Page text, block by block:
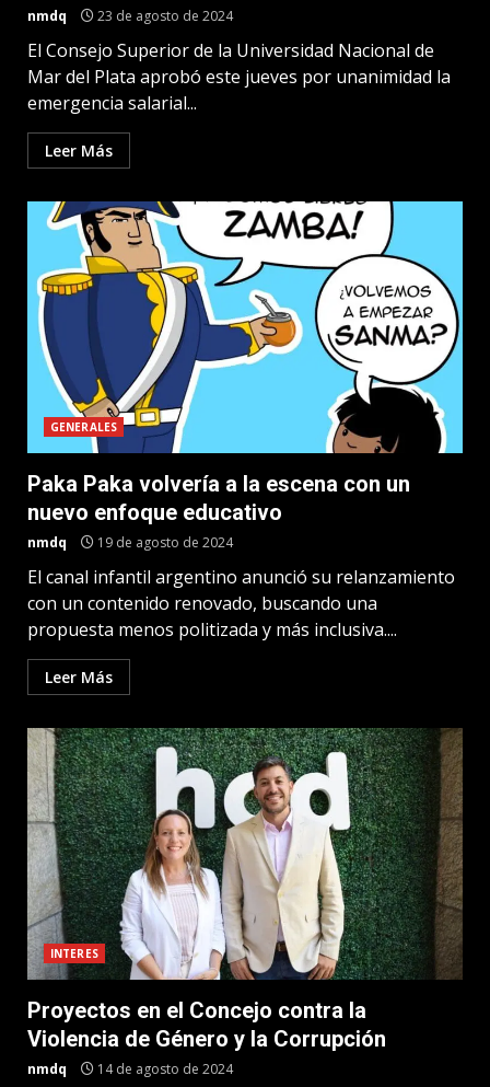
nmdq 23 de agosto de 2024
El Consejo Superior de la Universidad Nacional de
Mar del Plata aprobó este jueves por unanimidad la
emergencia salarial...
Leer Más
GENERALES
Paka Paka volvería a la escena con un
nuevo enfoque educativo
nmdq 19 de agosto de 2024
El canal infantil argentino anunció su relanzamiento
con un contenido renovado, buscando una
propuesta menos politizada y más inclusiva....
Leer Más
INTERES
Proyectos en el Concejo contra la
Violencia de Género y la Corrupción
nmdq 14 de agosto de 2024